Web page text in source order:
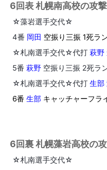
6回表 札幌南高校の攻撃
☆藻岩選手交代☆
4番 岡田 空振り三振 1死ラ
☆札南選手交代☆代打 萩野
5番 萩野 空振り三振 2死ラ
☆札南選手交代☆代打 生部
6番 生部 キャッチャーフラ
6回裏 札幌藻岩高校の
☆札南選手交代☆